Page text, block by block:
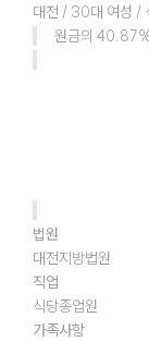
대전 / 30대 여성 /
원금의
법원
대전지방법원
직업
식당종업원
가족사항